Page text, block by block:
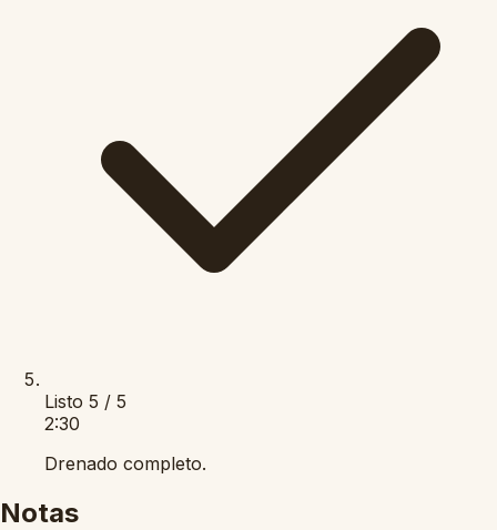
Listo 5 / 5
2:30
Drenado completo.
Notas